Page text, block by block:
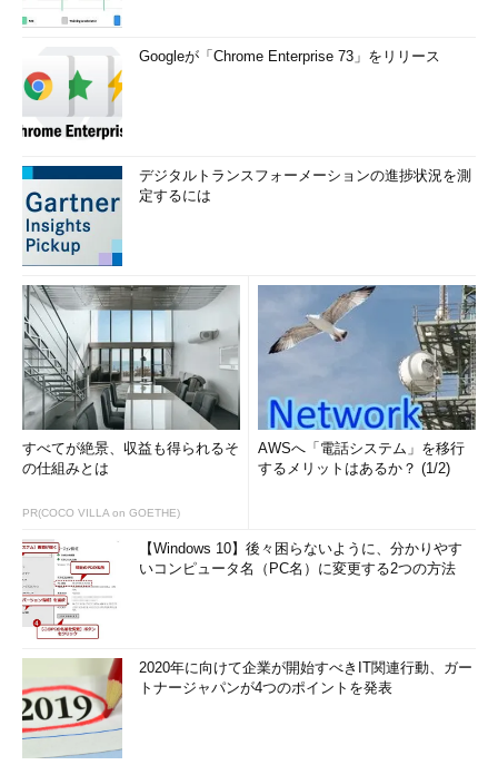
Googleが「Chrome Enterprise 73」をリリース
デジタルトランスフォーメーションの進捗状況を測
定するには
すべてが絶景、収益も得られるそ
の仕組みとは
PR(COCO VILLA on GOETHE)
AWSへ「電話システム」を移行
するメリットはあるか？ (1/2)
【Windows 10】後々困らないように、分かりやす
いコンピュータ名（PC名）に変更する2つの方法
2020年に向けて企業が開始すべきIT関連行動、ガー
トナージャパンが4つのポイントを発表